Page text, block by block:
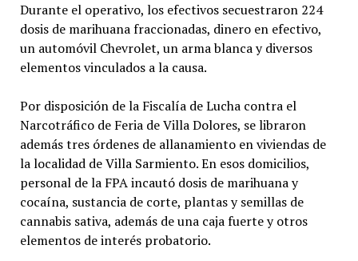
Durante el operativo, los efectivos secuestraron 224
dosis de marihuana fraccionadas, dinero en efectivo,
un automóvil Chevrolet, un arma blanca y diversos
elementos vinculados a la causa.
Por disposición de la Fiscalía de Lucha contra el
Narcotráfico de Feria de Villa Dolores, se libraron
además tres órdenes de allanamiento en viviendas de
la localidad de Villa Sarmiento. En esos domicilios,
personal de la FPA incautó dosis de marihuana y
cocaína, sustancia de corte, plantas y semillas de
cannabis sativa, además de una caja fuerte y otros
elementos de interés probatorio.